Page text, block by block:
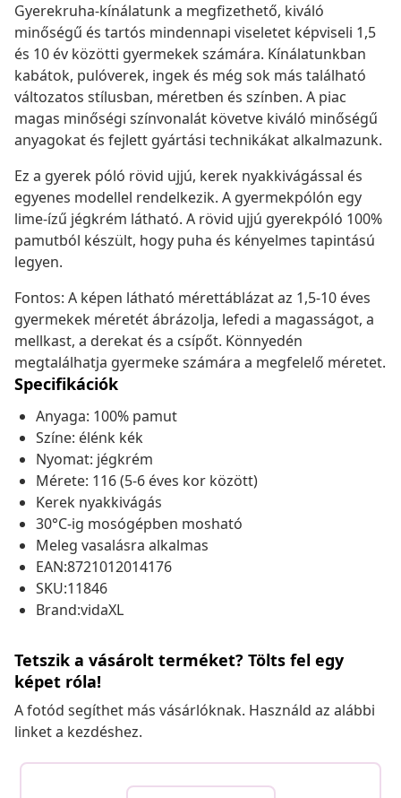
Gyerekruha-kínálatunk a megfizethető, kiváló
minőségű és tartós mindennapi viseletet képviseli 1,5
és 10 év közötti gyermekek számára. Kínálatunkban
kabátok, pulóverek, ingek és még sok más található
változatos stílusban, méretben és színben. A piac
magas minőségi színvonalát követve kiváló minőségű
anyagokat és fejlett gyártási technikákat alkalmazunk.
Ez a gyerek póló rövid ujjú, kerek nyakkivágással és
egyenes modellel rendelkezik. A gyermekpólón egy
lime-ízű jégkrém látható. A rövid ujjú gyerekpóló 100%
pamutból készült, hogy puha és kényelmes tapintású
legyen.
Fontos: A képen látható mérettáblázat az 1,5-10 éves
gyermekek méretét ábrázolja, lefedi a magasságot, a
mellkast, a derekat és a csípőt. Könnyedén
megtalálhatja gyermeke számára a megfelelő méretet.
Specifikációk
Anyaga: 100% pamut
Színe: élénk kék
Nyomat: jégkrém
Mérete: 116 (5-6 éves kor között)
Kerek nyakkivágás
30°C-ig mosógépben mosható
Meleg vasalásra alkalmas
EAN:8721012014176
SKU:11846
Brand:vidaXL
Tetszik a vásárolt terméket? Tölts fel egy
képet róla!
A fotód segíthet más vásárlóknak. Használd az alábbi
linket a kezdéshez.